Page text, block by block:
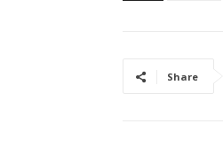
Share